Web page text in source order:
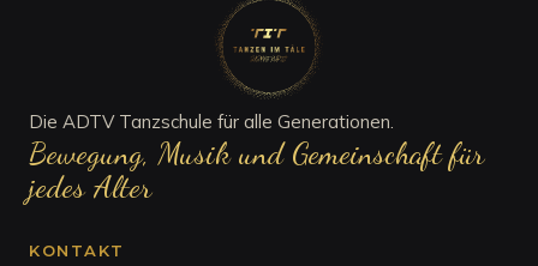
Die ADTV Tanzschule für alle Generationen.
Bewegung, Musik und Gemeinschaft für
jedes Alter
KONTAKT